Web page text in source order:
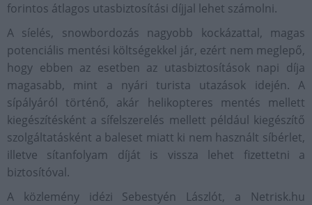
forintos átlagos utasbiztosítási díjjal lehet számolni.
A síelés, snowbordozás nagyobb kockázattal, magas
potenciális mentési költségekkel jár, ezért nem meglepő,
hogy ebben az esetben az utasbiztosítások napi díja
magasabb, mint a nyári turista utazások idején. A
sípályáról történő, akár helikopteres mentés mellett
kiegészítésként a sífelszerelés mellett például kiegészítő
szolgáltatásként a baleset miatt ki nem használt síbérlet,
illetve sítanfolyam díját is vissza lehet fizettetni a
biztosítóval.
A közlemény idézi Sebestyén Lászlót, a Netrisk.hu